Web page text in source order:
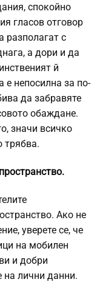
спокойно
гласов отговор
разполагат с
а дори и да
й
е непосилна за по-
да забравяте
обаждане.
значи всичко
трябва.
Ако не
уверете се, че
на мобилен
и добри
на лични данни.